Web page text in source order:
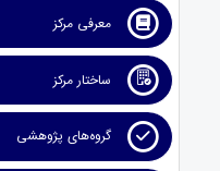
معرفی مرکز
ساختار مرکز
گروه‌های پژوهشی